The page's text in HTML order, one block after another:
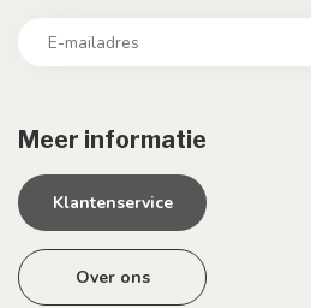
Meer informatie
Klantenservice
Over ons